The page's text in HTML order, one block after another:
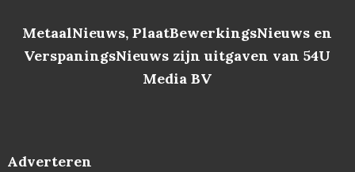
MetaalNieuws, PlaatBewerkingsNieuws en
VerspaningsNieuws zijn uitgaven van 54U
Media BV
Adverteren